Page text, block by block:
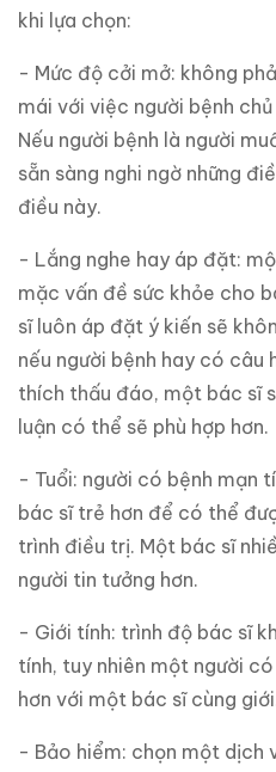
khi lựa chọn:
- Mức độ cởi mở: không
mái với việc người bệnh
Nếu người bệnh là người
sẵn sàng nghi ngờ những
điều này.
- Lắng nghe hay áp đặt:
mặc vấn đề sức khỏe cho
sĩ luôn áp đặt ý kiến sẽ
nếu người bệnh hay có câu
thích thấu đáo, một bác sĩ
luận có thể sẽ phù hợp hơn.
- Tuổi: người có bệnh mạn
bác sĩ trẻ hơn để có thể
trình điều trị. Một bác sĩ
người tin tưởng hơn.
- Giới tính: trình độ bác sĩ
tính, tuy nhiên một người
hơn với một bác sĩ cùng
- Bảo hiểm: chọn một dịch